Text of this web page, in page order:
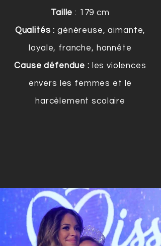
Taille : 179 cm
Qualités : généreuse, aimante,
loyale, franche, honnête
Cause défendue :
les violences
envers les femmes et le
harcèlement scolaire